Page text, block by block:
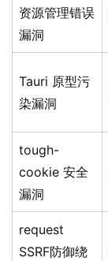
资源管理错误
漏洞
Tauri 原型污
染漏洞
tough-
cookie 安全
漏洞
request
SSRF防御绕